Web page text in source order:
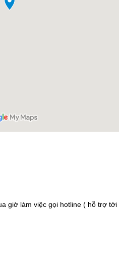
giờ làm việc gọi hotline ( hỗ trợ tới